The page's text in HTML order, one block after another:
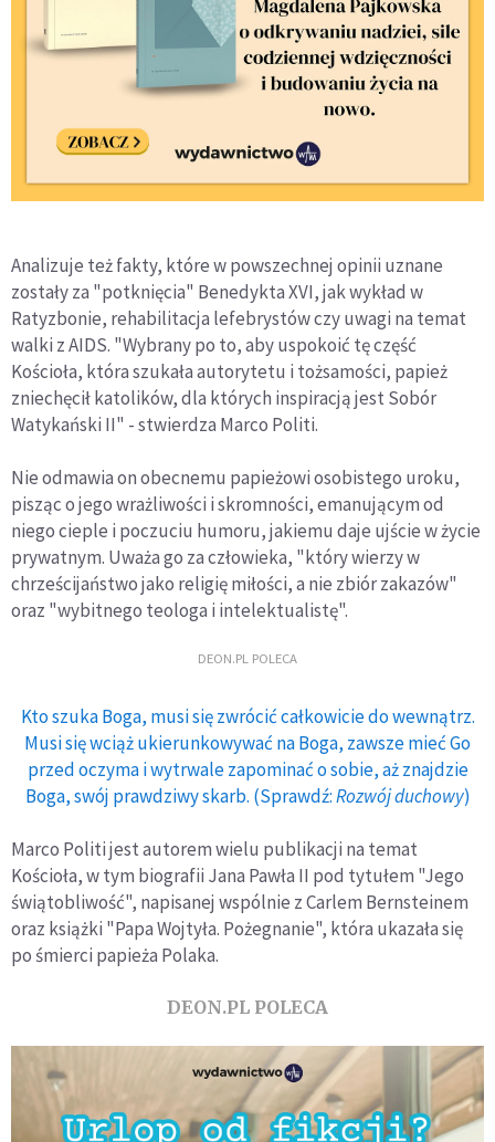
Analizuje też fakty, które w powszechnej opinii uznane
zostały za "potknięcia" Benedykta XVI, jak wykład w
Ratyzbonie, rehabilitacja lefebrystów czy uwagi na temat
walki z AIDS. "Wybrany po to, aby uspokoić tę część
Kościoła, która szukała autorytetu i tożsamości, papież
zniechęcił katolików, dla których inspiracją jest Sobór
Watykański II" - stwierdza Marco Politi.
Nie odmawia on obecnemu papieżowi osobistego uroku,
pisząc o jego wrażliwości i skromności, emanującym od
niego cieple i poczuciu humoru, jakiemu daje ujście w życie
prywatnym. Uważa go za człowieka, "który wierzy w
chrześcijaństwo jako religię miłości, a nie zbiór zakazów"
oraz "wybitnego teologa i intelektualistę".
DEON.PL POLECA
Kto szuka Boga, musi się zwrócić całkowicie do wewnątrz.
Musi się wciąż ukierunkowywać na Boga, zawsze mieć Go
przed oczyma i wytrwale zapominać o sobie, aż znajdzie
Boga, swój prawdziwy skarb. (Sprawdź:Rozwój duchowy)
Marco Politi jest autorem wielu publikacji na temat
Kościoła, w tym biografii Jana Pawła II pod tytułem "Jego
świątobliwość", napisanej wspólnie z Carlem Bernsteinem
oraz książki "Papa Wojtyła. Pożegnanie", która ukazała się
po śmierci papieża Polaka.
DEON.PL POLECA